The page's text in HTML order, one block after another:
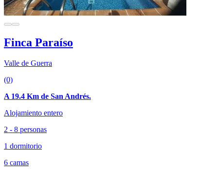
Finca Paraíso
Valle de Guerra
(0)
A 19.4 Km de San Andrés.
Alojamiento entero
2 - 8 personas
1 dormitorio
6 camas